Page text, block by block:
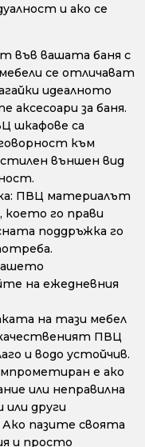
и ако се
във вашата баня с
се отличават
идеалното
аксесоари за баня.
шкафове са
към
външен вид
ПВЦ материалът
което го прави
поддръжка го
на ежедневния
на тази мебел
качественият ПВЦ
и водо устойчив.
е ако
или неправилна
или други
пазите своята
и просто